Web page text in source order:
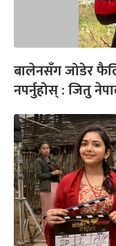
बालेनसँग जोडेर
नपर्नुहोस् : जितु